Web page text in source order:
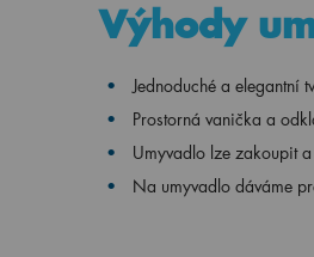
Výhody
Jednoduché a elegantní
Prostorná vanička a
Umyvadlo lze zakoupit
Na umyvadlo dáváme